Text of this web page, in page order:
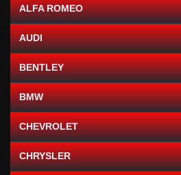
ALFA ROMEO
AUDI
BENTLEY
BMW
CHEVROLET
CHRYSLER